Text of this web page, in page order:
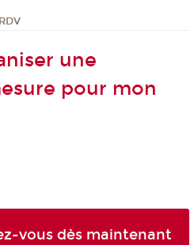
une
pour mon
vous dès maintenant